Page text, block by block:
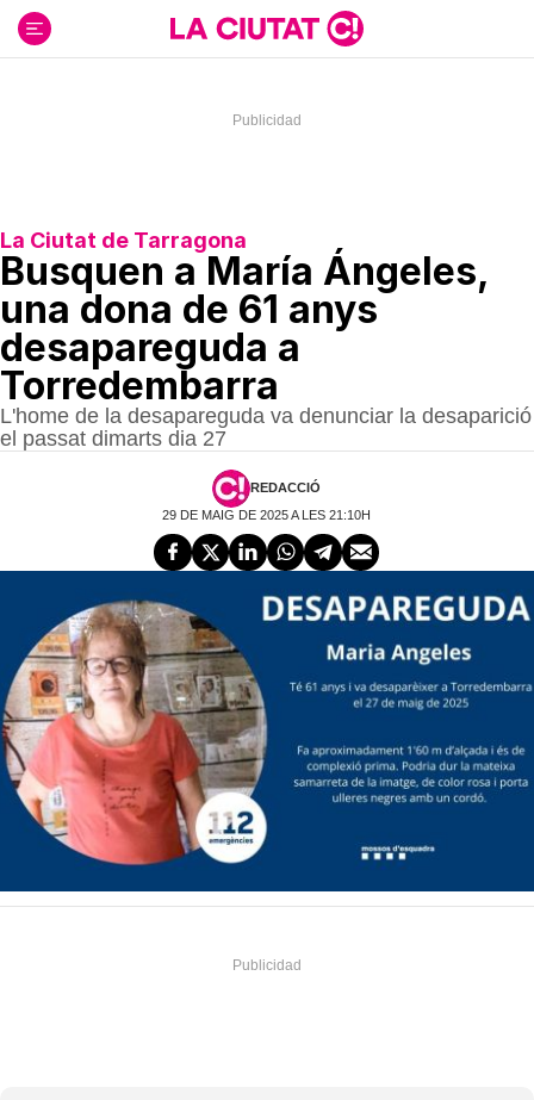
contenido
La Ciutat de Tarragona
Busquen a María Ángeles,
una dona de 61 anys
desapareguda a
Torredembarra
L'home de la desapareguda va denunciar la desaparició
el passat dimarts dia 27
REDACCIÓ
29 DE MAIG DE 2025 A LES 21:10H